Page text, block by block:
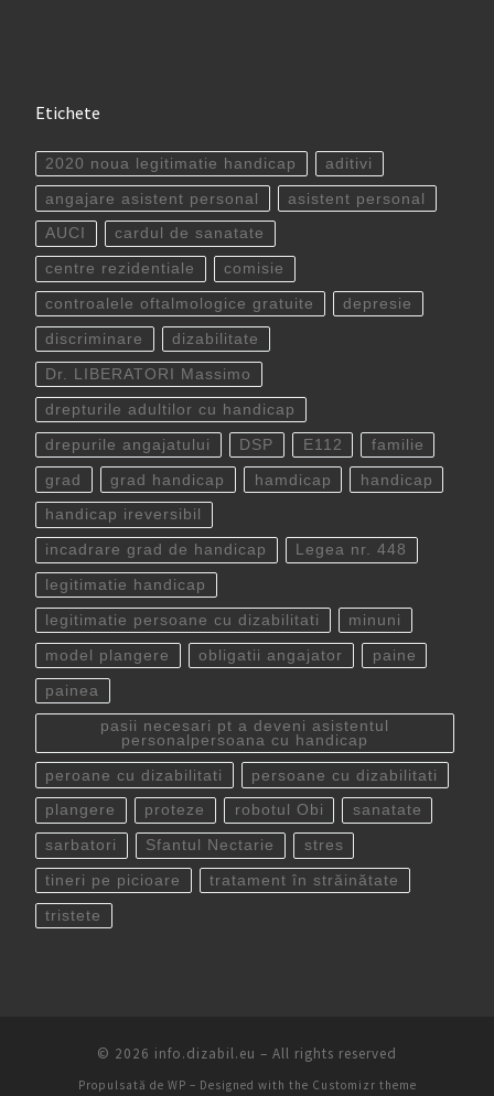
Etichete
2020 noua legitimatie handicap aditivi
angajare asistent personal asistent personal
AUCI cardul de sanatate
centre rezidentiale comisie
controalele oftalmologice gratuite depresie
discriminare dizabilitate
Dr. LIBERATORI Massimo
drepturile adultilor cu handicap
drepurile angajatului DSP E112 familie
grad grad handicap hamdicap handicap
handicap ireversibil
incadrare grad de handicap Legea nr. 448
legitimatie handicap
legitimatie persoane cu dizabilitati minuni
model plangere obligatii angajator paine
painea
pasii necesari pt a deveni asistentul
personalpersoana cu handicap
peroane cu dizabilitati persoane cu dizabilitati
plangere proteze robotul Obi sanatate
sarbatori Sfantul Nectarie stres
tineri pe picioare tratament în străinătate
tristete
© 2026 info.dizabil.eu – All rights reserved
Propulsată de WP – Designed with the Customizr theme